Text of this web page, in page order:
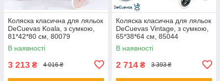
Коляска класична для ляльок
DeCuevas Koala, з сумкою,
81*42*80 см, 80079
В наявності
3 213 ₴ 4 016 ₴
Коляска класична для ляльок
DeCuevas Vintage, з сумкою,
65*38*64 см, 85044
В наявності
2 714 ₴ 3 393 ₴